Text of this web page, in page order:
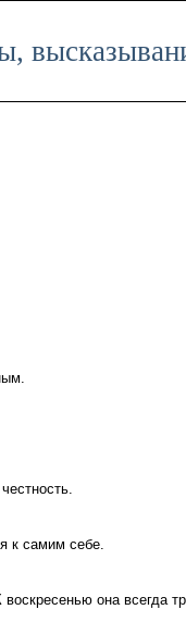
к самим себе.
она всегда